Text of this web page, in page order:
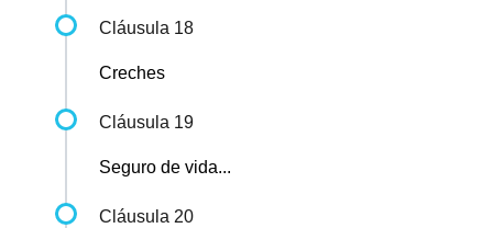
Cláusula 18
Creches
Cláusula 19
Seguro de vida...
Cláusula 20